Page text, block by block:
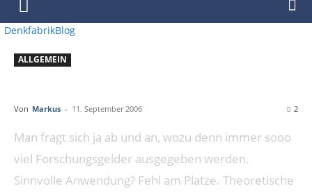
DenkfabrikBlog
ALLGEMEIN
Von Markus - 11. September 2006 2
Man fragt sich ja ab und an, wozu denn immer sooo
viel Forschungsgelder ausgegeben werden.
Sinnvolle Anwendung? Fehl am Platze. Theoretische